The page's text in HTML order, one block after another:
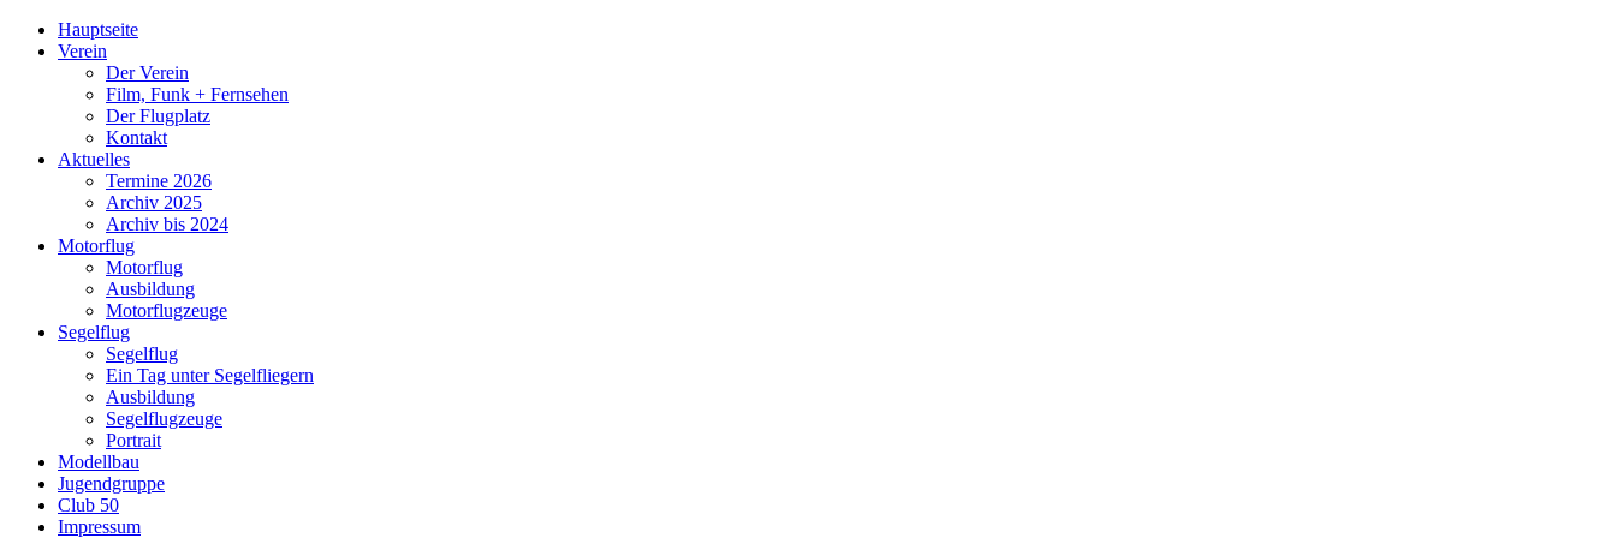
Hauptseite
Verein
Der Verein
Film, Funk + Fernsehen
Der Flugplatz
Kontakt
Aktuelles
Termine 2026
Archiv 2025
Archiv bis 2024
Motorflug
Motorflug
Ausbildung
Motorflugzeuge
Segelflug
Segelflug
Ein Tag unter Segelfliegern
Ausbildung
Segelflugzeuge
Portrait
Modellbau
Jugendgruppe
Club 50
Impressum